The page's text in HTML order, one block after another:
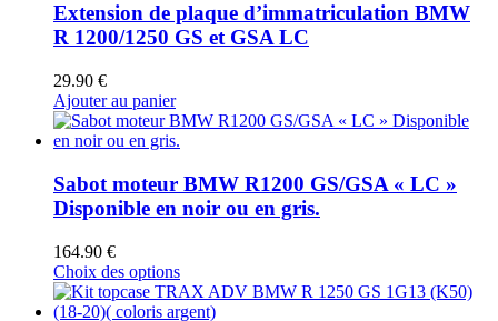
Extension de plaque d’immatriculation BMW
R 1200/1250 GS et GSA LC
29.90 €
Ajouter au panier
Sabot moteur BMW R1200 GS/GSA « LC »
Disponible en noir ou en gris.
164.90 €
Choix des optionsCe
produit
a